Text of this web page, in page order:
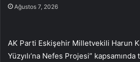
Ağustos 7, 2026
AK Parti Eskişehir Milletvekili Harun
Yüzyılı’na Nefes Projesi” kapsamında